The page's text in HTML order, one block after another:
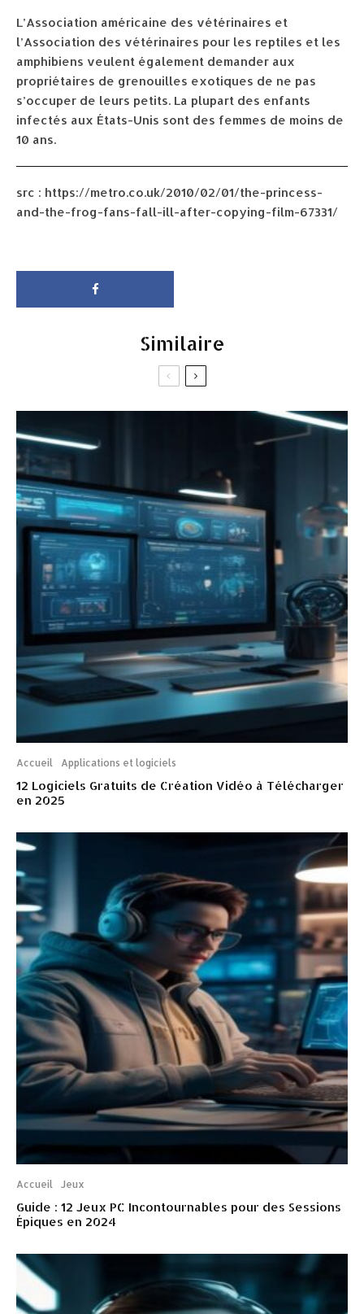
L’Association américaine des vétérinaires et
l’Association des vétérinaires pour les reptiles et les
amphibiens veulent également demander aux
propriétaires de grenouilles exotiques de ne pas
s’occuper de leurs petits. La plupart des enfants
infectés aux États-Unis sont des femmes de moins de
10 ans.
src : https://metro.co.uk/2010/02/01/the-princess-
and-the-frog-fans-fall-ill-after-copying-film-67331/
Similaire
Accueil Applications et logiciels
12 Logiciels Gratuits de Création Vidéo à Télécharger
en 2025
Accueil Jeux
Guide : 12 Jeux PC Incontournables pour des Sessions
Épiques en 2024